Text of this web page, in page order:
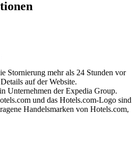
Stornierung mehr als 24 Stunden vor
auf der Website.
Unternehmen der Expedia Group.
und das Hotels.com-Logo sind
Handelsmarken von Hotels.com,